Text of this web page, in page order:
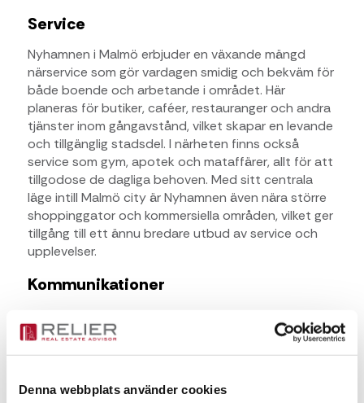
Denna webbplats använder cookies
Service
Nyhamnen i Malmö erbjuder en växande mängd
närservice som gör vardagen smidig och bekväm för
både boende och arbetande i området. Här
planeras för butiker, caféer, restauranger och andra
tjänster inom gångavstånd, vilket skapar en levande
och tillgänglig stadsdel. I närheten finns också
service som gym, apotek och mataffärer, allt för att
tillgodose de dagliga behoven. Med sitt centrala
läge intill Malmö city är Nyhamnen även nära större
shoppinggator och kommersiella områden, vilket ger
tillgång till ett ännu bredare utbud av service och
upplevelser.
Kommunikationer
förstklassiga kommunikationsmöjligheter. Med bara
att pendla både inom staden och till närliggande